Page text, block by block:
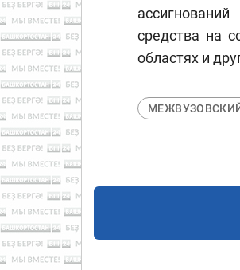
средства на
областях и